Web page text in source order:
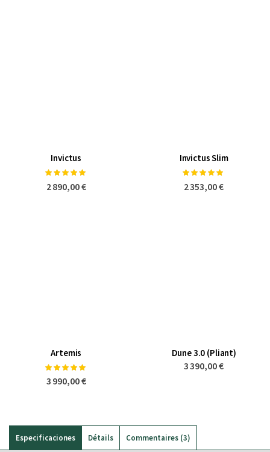
Invictus
Notation:
2 890,00 €
Invictus Slim
Notation:
2 353,00 €
Artemis
Notation:
3 990,00 €
Dune 3.0 (Pliant)
3 390,00 €
Especificaciones Détails Commentaires 3